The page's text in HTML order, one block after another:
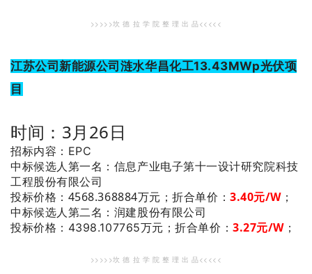
>>>>>坎 德 拉 学 院 整 理 出 品<<<<<
江苏公司新能源公司涟水华昌化工13.43MWp光伏项
目
时间：3月26日
招标内容：EPC
中标候选人第一名 ：信息产业电子第十一设计研究院科技
工程股份有限公司
投标价格：4568.368884万元；折合单价：3.40元/W；
中标候选人第二名 ：润建股份有限公司
投标价格：4398.107765万元；折合单价：3.27元/W；
>>>>>坎 德 拉 学 院 整 理 出 品<<<<<